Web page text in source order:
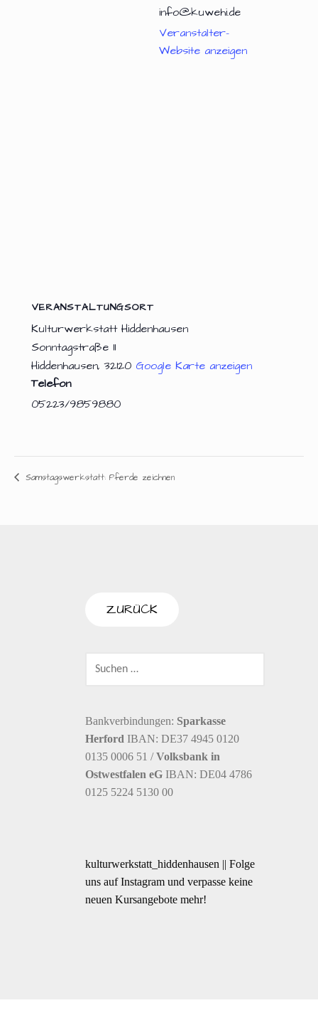
info@kuwehi.de
Veranstalter-
Website anzeigen
VERANSTALTUNGSORT
Kulturwerkstatt Hiddenhausen
Sonntagstraße 11
Hiddenhausen, 32120 Google Karte anzeigen
Telefon
05223/9859880
Samstagswerkstatt: Pferde zeichnen
SUCHEN
NACH:
Bankverbindungen: Sparkasse
HerfordIBAN: DE37 4945 0120
0135 0006 51 /Volksbank in
Ostwestfalen eGIBAN: DE04 4786
0125 5224 5130 00
kulturwerkstatt_hiddenhausen || Folge
uns auf Instagram und verpasse keine
neuen Kursangebote mehr!